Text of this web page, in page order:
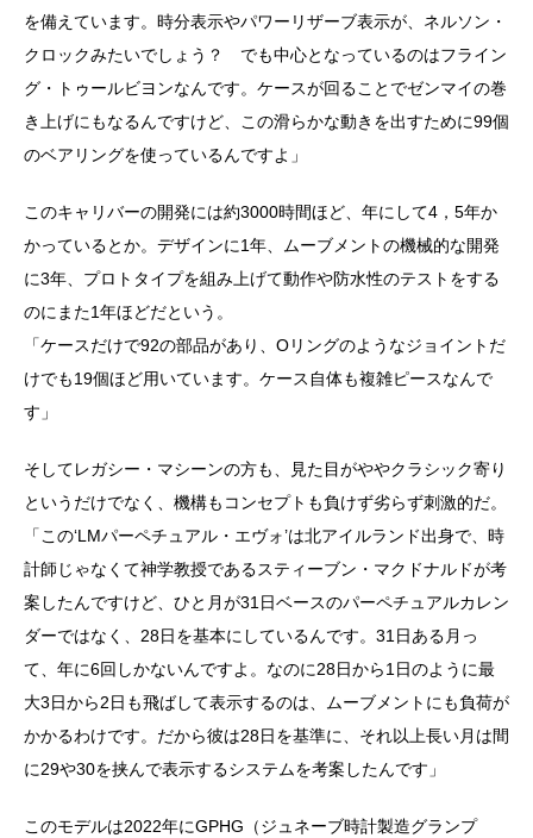
を備えています。時分表示やパワーリザーブ表示が、ネルソン・
クロックみたいでしょう？ でも中心となっているのはフライン
グ・トゥールビヨンなんです。ケースが回ることでゼンマイの巻
き上げにもなるんですけど、この滑らかな動きを出すために99個
のベアリングを使っているんですよ」
このキャリバーの開発には約3000時間ほど、年にして4，5年か
かっているとか。デザインに1年、ムーブメントの機械的な開発
に3年、プロトタイプを組み上げて動作や防水性のテストをする
のにまた1年ほどだという。
「ケースだけで92の部品があり、Oリングのようなジョイントだ
けでも19個ほど用いています。ケース自体も複雑ピースなんで
す」
そしてレガシー・マシーンの方も、見た目がややクラシック寄り
というだけでなく、機構もコンセプトも負けず劣らず刺激的だ。
「この‘LMパーペチュアル・エヴォ’は北アイルランド出身で、時
計師じゃなくて神学教授であるスティーブン・マクドナルドが考
案したんですけど、ひと月が31日ベースのパーペチュアルカレン
ダーではなく、28日を基本にしているんです。31日ある月っ
て、年に6回しかないんですよ。なのに28日から1日のように最
大3日から2日も飛ばして表示するのは、ムーブメントにも負荷が
かかるわけです。だから彼は28日を基準に、それ以上長い月は間
に29や30を挟んで表示するシステムを考案したんです」
このモデルは2022年にGPHG（ジュネーブ時計製造グランプ